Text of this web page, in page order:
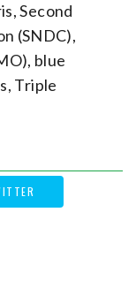
,Second
(SNDC),
, blue
, Triple